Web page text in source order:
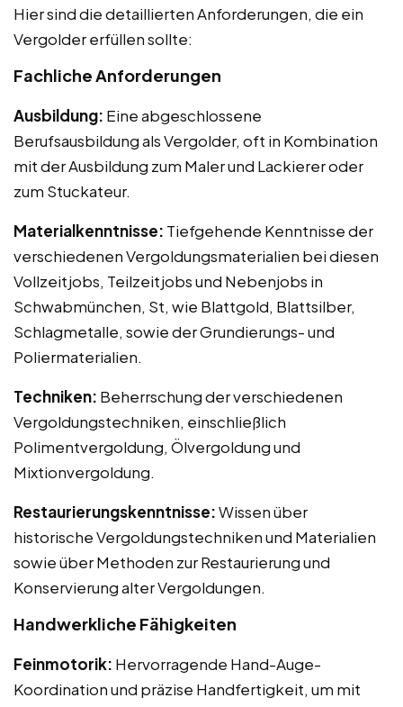
Hier sind die detaillierten Anforderungen, die ein
Vergolder erfüllen sollte:
Fachliche Anforderungen
Ausbildung: Eine abgeschlossene
Berufsausbildung als Vergolder, oft in Kombination
mit der Ausbildung zum Maler und Lackierer oder
zum Stuckateur.
Materialkenntnisse: Tiefgehende Kenntnisse der
verschiedenen Vergoldungsmaterialien bei diesen
Vollzeitjobs, Teilzeitjobs und Nebenjobs in
Schwabmünchen, St, wie Blattgold, Blattsilber,
Schlagmetalle, sowie der Grundierungs- und
Poliermaterialien.
Techniken: Beherrschung der verschiedenen
Vergoldungstechniken, einschließlich
Polimentvergoldung, Ölvergoldung und
Mixtionvergoldung.
Restaurierungskenntnisse:Wissen über
historische Vergoldungstechniken und Materialien
sowie über Methoden zur Restaurierung und
Konservierung alter Vergoldungen.
Handwerkliche Fähigkeiten
Feinmotorik: Hervorragende Hand-Auge-
Koordination und präzise Handfertigkeit, um mit